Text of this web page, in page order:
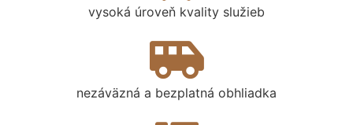
vysoká úroveň kvality služieb
nezáväzná a bezplatná obhliadka